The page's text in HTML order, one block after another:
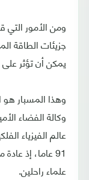
ومن الأمور التي
جزيئات الطاقة
يمكن أن تؤثر
وهذا المسبار
وكالة الفضاء
عالم الفيزياء
91 عاما، إذ
علماء راحلين.